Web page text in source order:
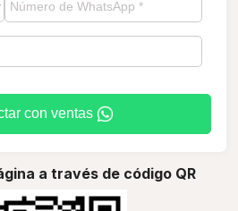
con ventas
a través de código QR